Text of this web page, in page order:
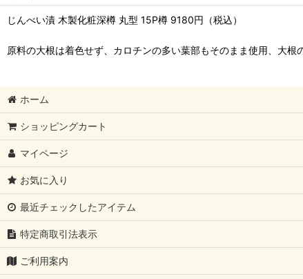
じんべい漬 木製化粧深樽 丸型 15P樽 9180円（税込）
原料の大根は着色せず、カロチンの多い葉部もそのまま使用、大
ホーム
ショッピングカート
マイページ
お気に入り
最近チェックしたアイテム
特定商取引法表示
ご利用案内